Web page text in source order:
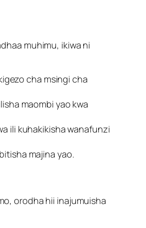
muhimu, ikiwa ni
cha msingi cha
maombi yao kwa
ili kuhakikisha wanafunzi
majina yao.
orodha hii inajumuisha